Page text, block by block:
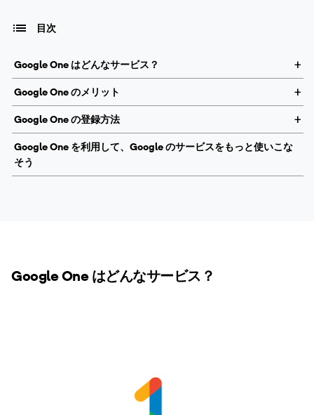
目次
Google One はどんなサービス？
Google One のメリット
Google One の登録方法
Google One を利用して、Google のサービスをもっと使いこな
そう
Google One はどんなサービス？